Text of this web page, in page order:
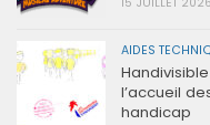
AIDES
l’accueil
handicap